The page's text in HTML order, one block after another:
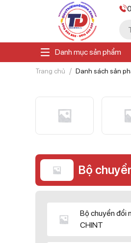
Danh mục sản phẩm
Trang chủ Danh sách sản
Bộ
Bộ chuyển đổi
CHINT